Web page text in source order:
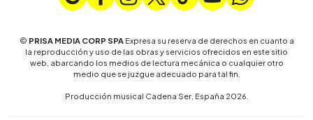
© PRISA MEDIA CORP SPAExpresa su reserva de derechos en cuanto a
la reproducción y uso de las obras y servicios ofrecidos en este sitio
web, abarcando los medios de lectura mecánica o cualquier otro
medio que se juzgue adecuado para tal fin.
Producción musical Cadena Ser, España 2026.